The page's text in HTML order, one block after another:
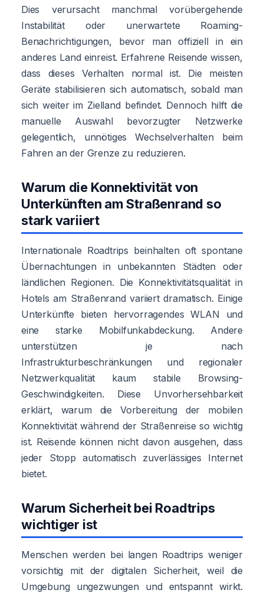
Dies verursacht manchmal vorübergehende
Instabilität oder unerwartete Roaming-
Benachrichtigungen, bevor man offiziell in ein
anderes Land einreist. Erfahrene Reisende wissen,
dass dieses Verhalten normal ist. Die meisten
Geräte stabilisieren sich automatisch, sobald man
sich weiter im Zielland befindet. Dennoch hilft die
manuelle Auswahl bevorzugter Netzwerke
gelegentlich, unnötiges Wechselverhalten beim
Fahren an der Grenze zu reduzieren.
Warum die Konnektivität von
Unterkünften am Straßenrand so
stark variiert
Internationale Roadtrips beinhalten oft spontane
Übernachtungen in unbekannten Städten oder
ländlichen Regionen. Die Konnektivitätsqualität in
Hotels am Straßenrand variiert dramatisch. Einige
Unterkünfte bieten hervorragendes WLAN und
eine starke Mobilfunkabdeckung. Andere
unterstützen je nach
Infrastrukturbeschränkungen und regionaler
Netzwerkqualität kaum stabile Browsing-
Geschwindigkeiten. Diese Unvorhersehbarkeit
erklärt, warum die Vorbereitung der mobilen
Konnektivität während der Straßenreise so wichtig
ist. Reisende können nicht davon ausgehen, dass
jeder Stopp automatisch zuverlässiges Internet
bietet.
Warum Sicherheit bei Roadtrips
wichtiger ist
Menschen werden bei langen Roadtrips weniger
vorsichtig mit der digitalen Sicherheit, weil die
Umgebung ungezwungen und entspannt wirkt.